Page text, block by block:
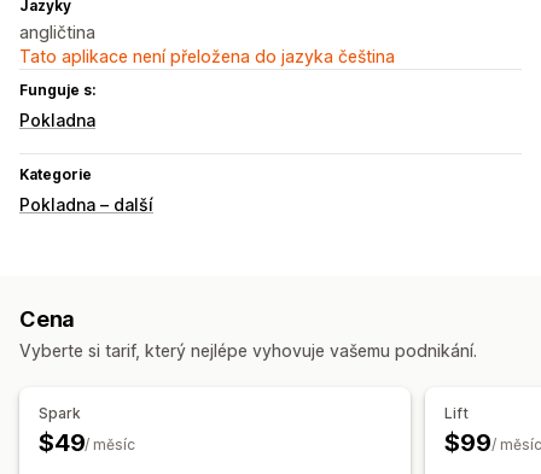
Jazyky
angličtina
Tato aplikace není přeložena do jazyka čeština
Funguje s:
Pokladna
Kategorie
Pokladna – další
Cena
Vyberte si tarif, který nejlépe vyhovuje vašemu podnikání.
Spark
$49/ měsíc
Lift
$99/ měsíc